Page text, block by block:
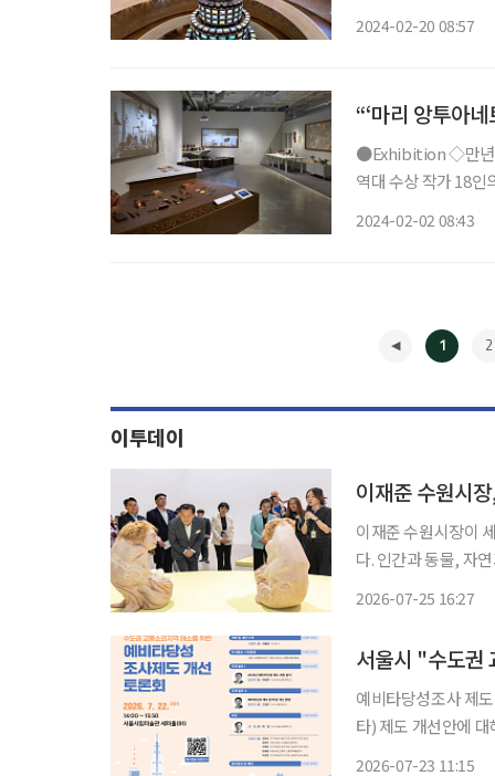
2024-02-20 08:57
“‘마리 앙투아
●Exhibition ◇만년사물 일정 3월 10일까지 장소 서울공예박물관 ‘올해의 금속공예가상’
역대 수상 작가 18인
2024-02-02 08:43
1 2
이투데이
이재준 수원시
이재준 수원시장이
다. 인간과 동물, 자연
2026-07-25 16:27
예비타당성조사 제도 개편 대응 위
타) 제도 개선안에
2026-07-23 11:15